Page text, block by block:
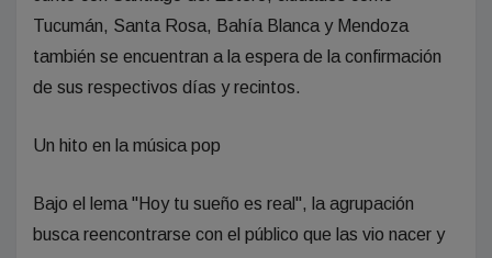
Tucumán, Santa Rosa, Bahía Blanca y Mendoza
también se encuentran a la espera de la confirmación
de sus respectivos días y recintos.
Un hito en la música pop
Bajo el lema "Hoy tu sueño es real", la agrupación
busca reencontrarse con el público que las vio nacer y